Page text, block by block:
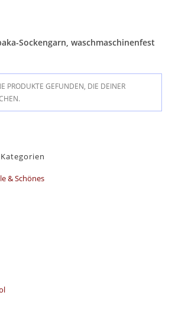
Sockengarn, waschmaschinenfest
PRODUKTE GEFUNDEN, DIE DEINER
& Schönes